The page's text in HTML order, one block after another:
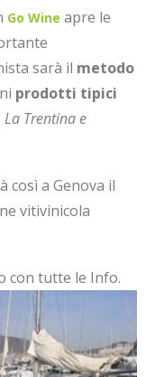
Go Wine apre le
sarà il metodo
prodotti tipici
Trentina e
così a Genova il
vitivinicola
con tutte le Info.